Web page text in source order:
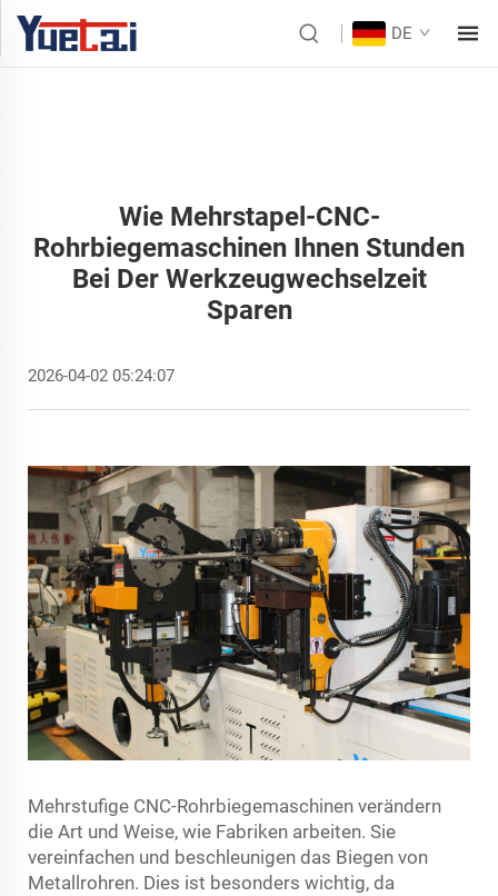
DE
Wie Mehrstapel-CNC-
Rohrbiegemaschinen Ihnen Stunden
Bei Der Werkzeugwechselzeit
Sparen
2026-04-02 05:24:07
Mehrstufige CNC-Rohrbiegemaschinen verändern
die Art und Weise, wie Fabriken arbeiten. Sie
vereinfachen und beschleunigen das Biegen von
Metallrohren. Dies ist besonders wichtig, da